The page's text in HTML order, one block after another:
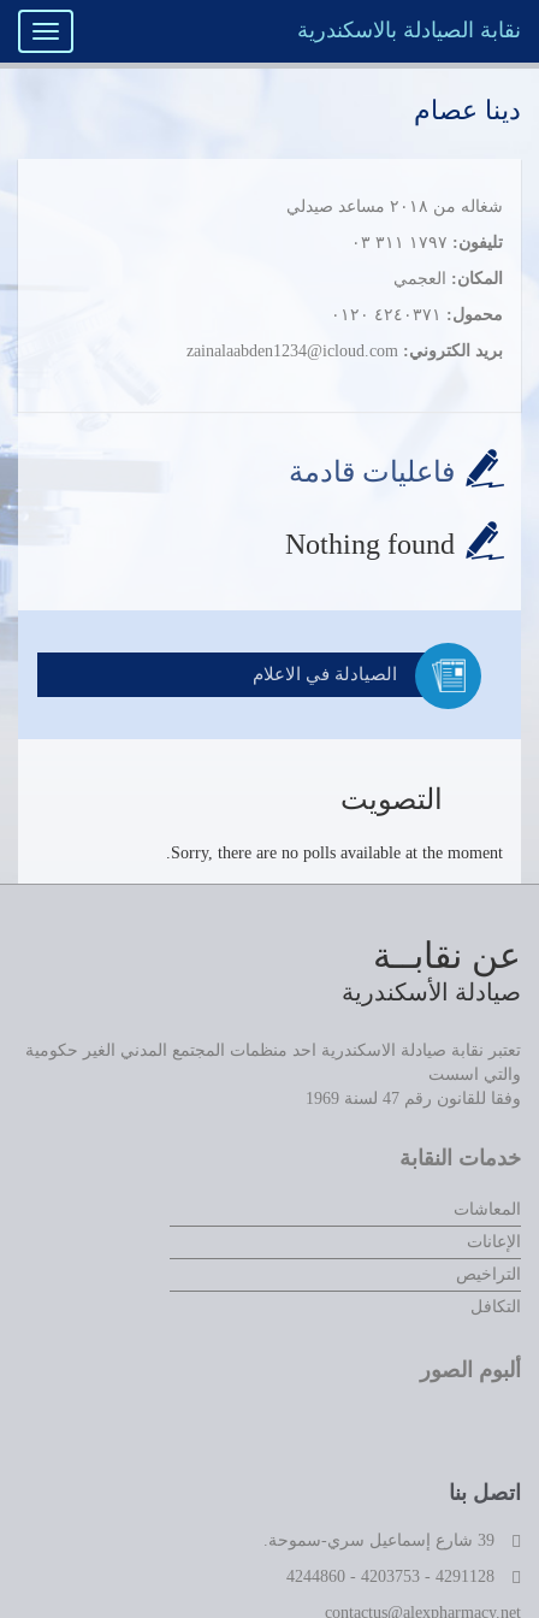
Toggle
نقابة الصيادلة بالاسكندرية
دينا عصام
شغاله من ٢٠١٨ مساعد صيدلي
تليفون:
المكان:
العجمي
محمول:
بريد الكتروني:
فاعليات قادمة
Nothing found
الصيادلة في الاعلام
التصويت
Sorry, there are no polls available at the moment.
عن نقابــة
صيادلة الأسكندرية
تعتبر نقابة صيادلة الاسكندرية احد منظمات المجتمع المدني الغير حكومية
والتي اسست
وفقا للقانون رقم 47 لسنة 1969
خدمات النقابة
المعاشات
الإعانات
التراخيص
التكافل
ألبوم الصور
اتصل بنا
contactus@alexpharmacy.net